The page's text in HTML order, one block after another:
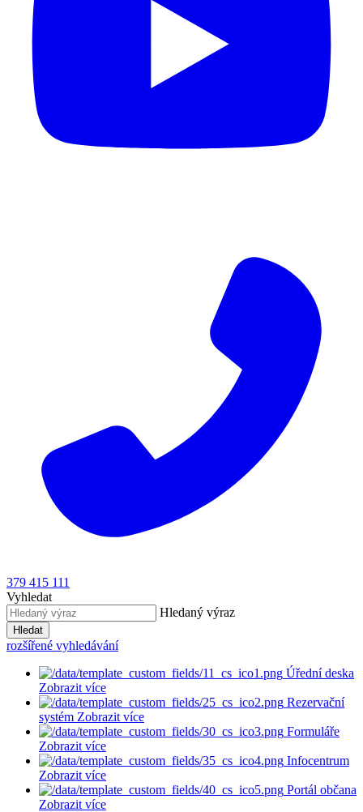
379 415 111
Vyhledat
Hledaný výraz
Hledat
rozšířené vyhledávání
Úřední deska
Zobrazit více
Rezervační
systém Zobrazit více
Formuláře
Zobrazit více
Infocentrum
Zobrazit více
Portál občana
Zobrazit více